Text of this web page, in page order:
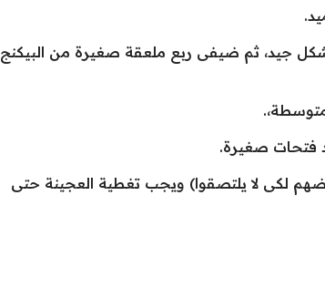
جيد، ثم ضيفى ربع ملعقة صغيرة من البيكنج
فتحات صغيرة.
لكى لا يلتصقوا) ويجب تغطية العجينة حتى